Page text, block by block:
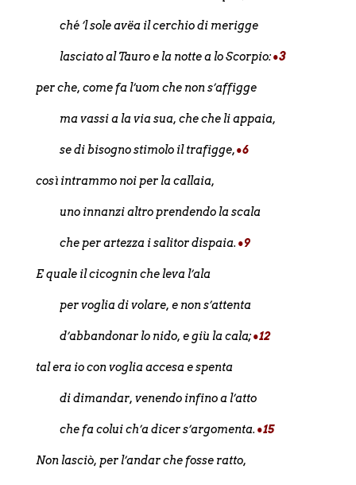
ché ’l sole avëa il cerchio di merigge
lasciato al Tauro e la notte a lo Scorpio:•3
per che, come fa l’uom che non s’affigge
ma vassi a la via sua, che che li appaia,
se di bisogno stimolo il trafigge,•6
così intrammo noi per la callaia,
uno innanzi altro prendendo la scala
che per artezza i salitor dispaia. •9
E quale il cicognin che leva l’ala
per voglia di volare, e non s’attenta
d’abbandonar lo nido, e giù la cala;•12
tal era io con voglia accesa e spenta
di dimandar, venendo infino a l’atto
che fa colui ch’a dicer s’argomenta. •15
Non lasciò, per l’andar che fosse ratto,